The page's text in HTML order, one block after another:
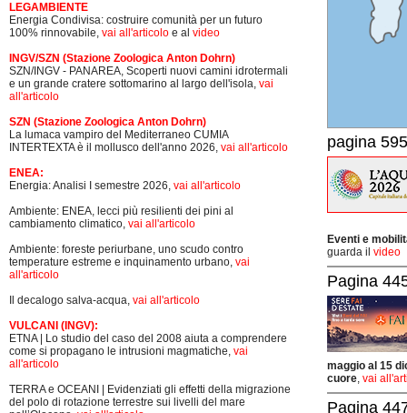
LEGAMBIENTE
Energia Condivisa: costruire comunità per un futuro
100% rinnovabile, vai all'articolo e al video
INGV/SZN (Stazione Zoologica Anton Dohrn)
SZN/INGV - PANAREA, Scoperti nuovi camini idrotermali
e un grande cratere sottomarino al largo dell'isola, vai
all'articolo
SZN (Stazione Zoologica Anton Dohrn)
La lumaca vampiro del Mediterraneo CUMIA
INTERTEXTA è il mollusco dell'anno 2026, vai all'articolo
ENEA:
Energia: Analisi I semestre 2026, vai all'articolo
Ambiente: ENEA, lecci più resilienti dei pini al
cambiamento climatico, vai all'articolo
Ambiente: foreste periurbane, uno scudo contro
temperature estreme e inquinamento urbano, vai
all'articolo
Il decalogo salva-acqua, vai all'articolo
VULCANI (INGV):
ETNA | Lo studio del caso del 2008 aiuta a comprendere
come si propagano le intrusioni magmatiche, vai
all'articolo
TERRA e OCEANI | Evidenziati gli effetti della migrazione
del polo di rotazione terrestre sui livelli del mare
pagina
Eventi e
guarda il video
Pagina
maggio al 15
cuore, vai
Pagina